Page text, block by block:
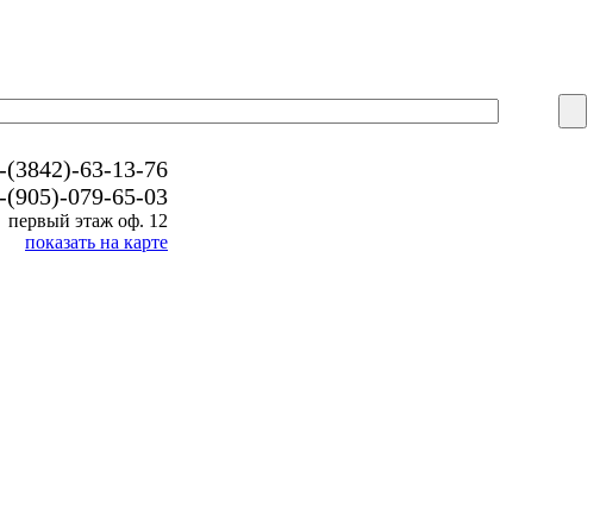
(3842)-63-13-76
(905)-079-65-03
первый этаж оф. 12
показать на карте